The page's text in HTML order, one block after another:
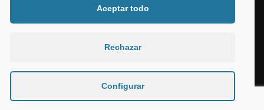
Aceptar todo
Rechazar
Configurar
Cookies
Web desarrollada porWhite AppeInvecatel